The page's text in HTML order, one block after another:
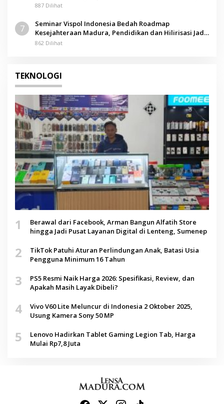
887 Dilihat
7
Seminar Vispol Indonesia Bedah Roadmap
Kesejahteraan Madura, Pendidikan dan Hilirisasi Jadi
Kunci
862 Dilihat
TEKNOLOGI
1
Berawal dari Facebook, Arman Bangun Alfatih Store
hingga Jadi Pusat Layanan Digital di Lenteng, Sumenep
2
TikTok Patuhi Aturan Perlindungan Anak, Batasi Usia
Pengguna Minimum 16 Tahun
3
PS5 Resmi Naik Harga 2026: Spesifikasi, Review, dan
Apakah Masih Layak Dibeli?
4
Vivo V60 Lite Meluncur di Indonesia 2 Oktober 2025,
Usung Kamera Sony 50 MP
5
Lenovo Hadirkan Tablet Gaming Legion Tab, Harga
Mulai Rp7,8 Juta